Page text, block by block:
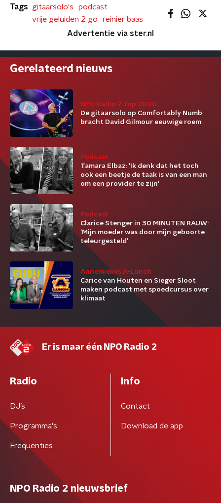
Tags gitaarsolo's
podcast
vrije geluiden 2 go
reinier baas
Advertentie via ster.nl
Gerelateerd nieuws
NPO Radio 2 Top 2000
De gitaarsolo op Comfortably Numb
bracht David Gilmour eeuwige roem
Podcast
Tamara Elbaz: 'Ik denk dat het toch
ook een beetje de taak is van een man
om een provider te zijn'
Podcast
Clarice Stenger in 30 MINUTEN RAUW:
‘Mijn moeder was door mijn geboorte
teleurgesteld’
Annemiekes A-Lunch
Carice van Houten en Sieger Sloot
maken podcast met spoedcursus over
klimaat
Er is maar één NPO Radio 2
Radio
DJ’s
Programma's
Frequenties
Info
Contact
Download de app
NPO Radio 2 nieuwsbrief